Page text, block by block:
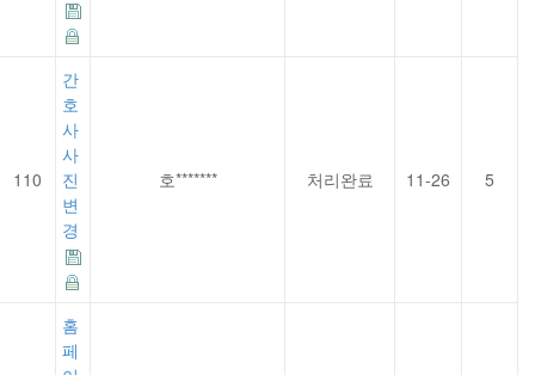
110
간
호
사
사
진
변
경
호******* 처리완료 11-26 5
홈
페